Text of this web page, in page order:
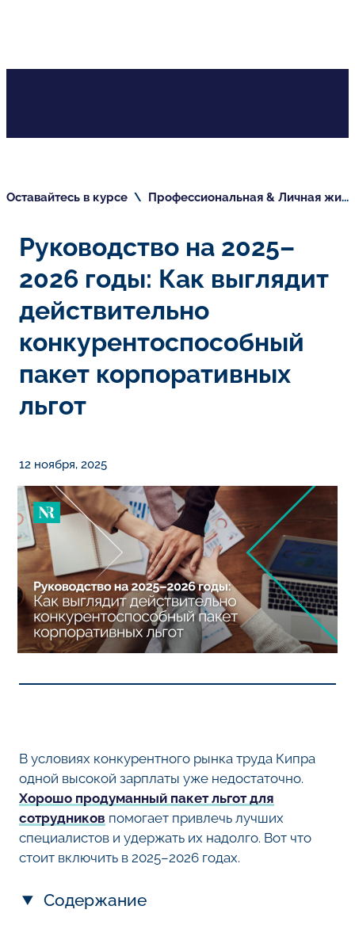
Оставайтесь в курсе \ Профессиональная & Личная жизнь
Руководство на 2025–
2026 годы: Как выглядит
действительно
конкурентоспособный
пакет корпоративных
льгот
12 ноября, 2025
В условиях конкурентного рынка труда Кипра
одной высокой зарплаты уже недостаточно.
Хорошо продуманный пакет льгот для
сотрудников помогает привлечь лучших
специалистов и удержать их надолго. Вот что
стоит включить в 2025–2026 годах.
Содержание